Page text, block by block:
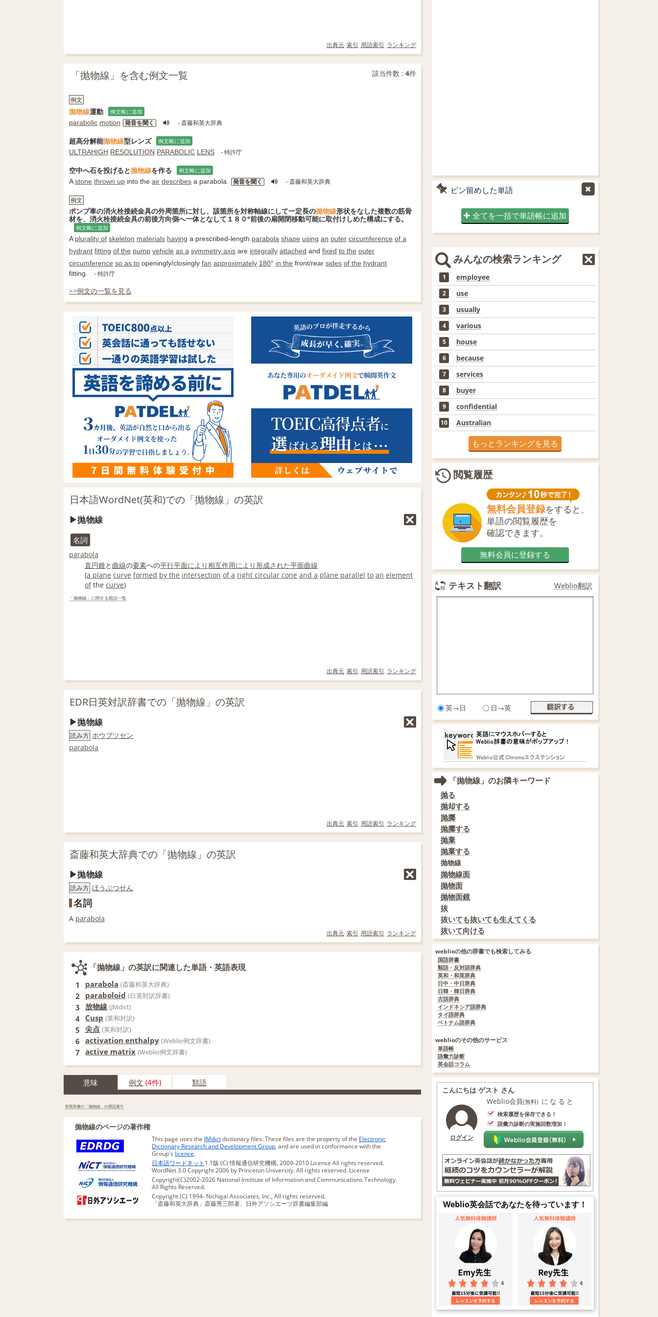
出典元 索引 用語索引 ランキング
「抛物線」を含む例文一覧 該当件数 : 4件
例文
抛物線運動 例文帳に追加
parabolic motion 発音を聞く - 斎藤和英大辞典
超高分解能抛物線型レンズ 例文帳に追加
ULTRAHIGH RESOLUTION PARABOLIC LENS - 特許庁
空中へ石を投げると抛物線を作る 例文帳に追加
Astone thrown up into the air describes a parabola. 発音を聞く - 斎藤和英大辞典
例文
ポンプ車の消火栓接続金具の外周箇所に対し、該箇所を対称軸線にして一定長の抛物線形状をなした複数の筋骨
材を、消火栓接続金具の前後方向側へ一体となして１８０°前後の扇開閉移動可能に取付けしめた構成にする。
例文帳に追加
A plurality of skeleton materials having a prescribed-length parabola shape using an outer circumference of a
hydrant fitting of the pump vehicle as a symmetry axis are integrally attached and fixed to the outer
circumference so as to openingly/closingly fan approximately 180° in the front/rear sides of the hydrant
fitting.
- 特許庁
>>例文の一覧を見る
日本語WordNet(英和)での「抛物線」の英訳
抛物線
名詞
parabola
直円錐と 曲線の要素への平行平面により相互作用により形成された平面曲線
(a plane curve formed by the intersection of a right circular cone and a plane parallel to an element
ofthe curve)
「抛物線」に関する類語一覧
出典元 索引 用語索引 ランキング
EDR日英対訳辞書での「抛物線」の英訳
抛物線
読み方 ホウブツセン
parabola
出典元 索引 用語索引 ランキング
斎藤和英大辞典での「抛物線」の英訳
抛物線
読み方 ほうぶつせん
名詞
A parabola
出典元 索引 用語索引 ランキング
「抛物線」の英訳に関連した単語・英語表現
1 parabola (斎藤和英大辞典)
2 paraboloid (日英対訳辞書)
3 放物線 (JMdict)
4 Cusp (英和対訳)
5 尖点 (英和対訳)
6 activation enthalpy (Weblio例文辞書)
7 active matrix (Weblio例文辞書)
意味 例文 (4件) 類語
和英辞書の「抛物線」の用語索引
抛物線のページの著作権
This page uses the JMdictdictionary files. These files are the property of the Electronic
Dictionary Research and Development Group, and are used in conformance with the
Group's licence.
日本語ワードネット 1.1版 (C) 情報通信研究機構, 2009-2010 License All rights reserved.
WordNet 3.0 Copyright 2006 by Princeton University. All rights reserved. License
Copyright(C)2002-2026 National Institute of Information and Communications Technology.
All Rights Reserved.
Copyright (C) 1994- Nichigai Associates, Inc., All rights reserved.
「斎藤和英大辞典」斎藤秀三郎著、日外アソシエーツ辞書編集部編
ピン留めした単語
全てを一括で単語帳に追加
みんなの検索ランキング
1 employee
2 use
3 usually
4 various
5 house
6 because
7 services
8 buyer
9 confidential
10 Australian
もっとランキングを見る
閲覧履歴
無料会員登録をすると、
単語の閲覧履歴を
確認できます。
無料会員に登録する
テキスト翻訳 Weblio翻訳
英→日 日→英
「抛物線」のお隣キーワード
抛る
抛却する
抛擲
抛擲する
抛棄
抛棄する
抛物線
抛物線面
抛物面
抛物面鏡
抜
抜いても抜いても生えてくる
抜いて向ける
weblioの他の辞書でも検索してみる
国語辞書
類語・反対語辞典
英和・和英辞典
日中・中日辞典
日韓・韓日辞典
古語辞典
インドネシア語辞典
タイ語辞典
ベトナム語辞典
weblioのその他のサービス
単語帳
語彙力診断
英会話コラム
こんにちは ゲスト さん
ログイン
Weblio会員(無料) になると
検索履歴を保存できる！
語彙力診断の実施回数増加！
Weblio英会話であなたを待っています！